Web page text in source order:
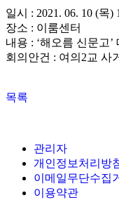
일시 : 2021. 06. 10 (목)
장소 : 이룸센터
내용 : ‘해오름 신문고’
회의안건 : 여의2교 사
목록
관리자
개인정보처리방
이메일무단수집
이용약관